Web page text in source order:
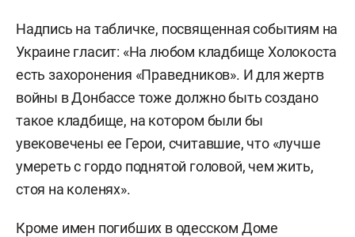
Надпись на табличке, посвященная событиям на
Украине гласит: «На любом кладбище Холокоста
есть захоронения «Праведников». И для жертв
войны в Донбассе тоже должно быть создано
такое кладбище, на котором были бы
увековечены ее Герои, считавшие, что «лучше
умереть с гордо поднятой головой, чем жить,
стоя на коленях».
Кроме имен погибших в одесском Доме